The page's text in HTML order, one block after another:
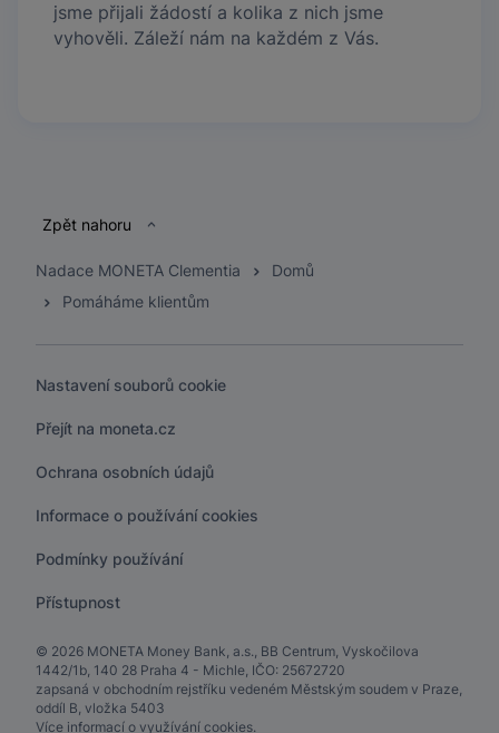
jsme přijali žádostí a kolika z nich jsme
vyhověli. Záleží nám na každém z Vás.
Nadace MONETA Clementia
Domů
Pomáháme klientům
Zpět nahoru
Nastavení souborů cookie
Přejít na moneta.cz
Ochrana osobních údajů
Informace o používání cookies
Podmínky používání
Přístupnost
© 2026 MONETA Money Bank, a.s., BB Centrum, Vyskočilova
1442/1b, 140 28 Praha 4 - Michle, IČO: 25672720
zapsaná v obchodním rejstříku vedeném Městským soudem v Praze,
oddíl B, vložka 5403
Více informací o využívání cookies.